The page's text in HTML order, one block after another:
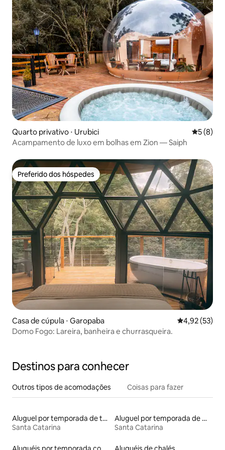
Quarto privativo ⋅ Urubici 5 de
5 (8)
Acampamento de luxo em bolhas em Zion — Saiph
Preferido dos hóspedes
Preferido dos hóspedes
Casa de cúpula ⋅ Garopaba 4,92 de uma
4,92 (53)
Domo Fogo: Lareira, banheira e churrasqueira.
Destinos para conhecer
Outros tipos de acomodações Coisas para fazer
Aluguel por temporada de tendas
Santa Catarina
Aluguel por temporada de microcasas
Santa Catarina